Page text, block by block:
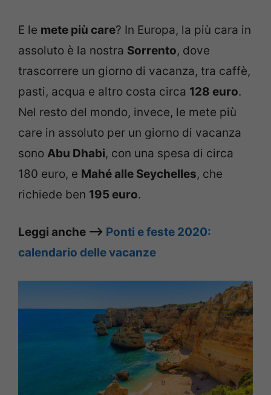
E le mete più care? In Europa, la più cara in
assoluto è la nostra Sorrento, dove
trascorrere un giorno di vacanza, tra caffè,
pasti, acqua e altro costa circa 128 euro.
Nel resto del mondo, invece, le mete più
care in assoluto per un giorno di vacanza
sono Abu Dhabi, con una spesa di circa
180 euro, e Mahé alle Seychelles, che
richiede ben 195 euro.
Leggi anche –> Ponti e feste 2020:
calendario delle vacanze